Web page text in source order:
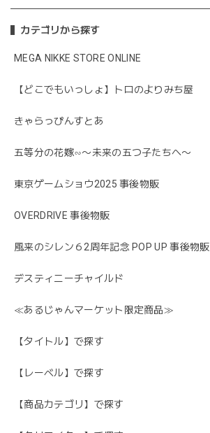
カテゴリから探す
MEGA NIKKE STORE ONLINE
【どこでもいっしょ】トロのよりみち屋
きゃらっぴんすとあ
五等分の花嫁∽〜未来の五つ子たちへ〜
東京ゲームショウ2025 事後物販
OVERDRIVE 事後物販
風来のシレン６2周年記念 POP UP 事後物販
デスティニーチャイルド
≪あるじゃんマーケット限定商品≫
【タイトル】で探す
【レーベル】で探す
【商品カテゴリ】で探す